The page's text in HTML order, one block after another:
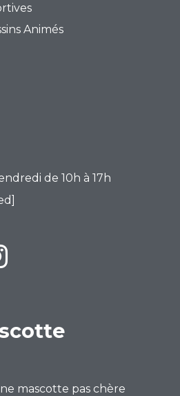
Animés
de 10h à 17h
mascotte pas chère